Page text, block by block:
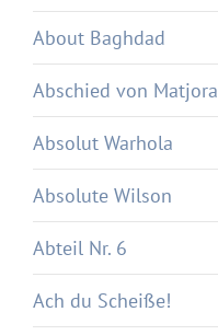
About Baghdad
Abschied von Matjora
Absolut Warhola
Absolute Wilson
Abteil Nr. 6
Ach du Scheiße!